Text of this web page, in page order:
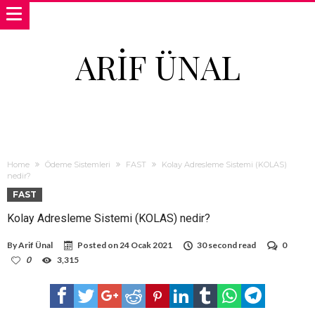
ARIF ÜNAL
Home Ödeme Sistemleri FAST
Kolay Adresleme Sistemi (KOLAS)
nedir?
FAST
Kolay Adresleme Sistemi (KOLAS) nedir?
ByArif Ünal Posted on24 Ocak 2021 30 second read
0
0
3,315